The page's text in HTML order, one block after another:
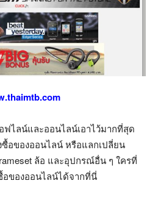
ฟไลน์และออนไลน์เอาไว้มากที่สุด
อของออนไลน์ หรือแลกเปลี่ยน
ล้อ และอุปกรณ์อื่น ๆ ใครที่
อของออนไลน์ได้จากที่นี่